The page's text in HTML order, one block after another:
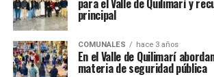
para el Valle de Quilimarí y
principal
COMUNALES hace 3 años
En el Valle de Quilimarí
materia de seguridad pública